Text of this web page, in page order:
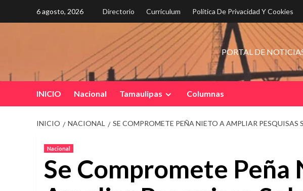
6 agosto, 2026 Directorio Curriculum Política De Privacidad Y Cookies
PORTAL DE
INICIO Nacional Tamaulipas Columnas
INICIO NACIONAL SE COMPROMETE PEÑA NIETO A AMPLIAR PESQUISAS
Nacional
Se Compromete Peña